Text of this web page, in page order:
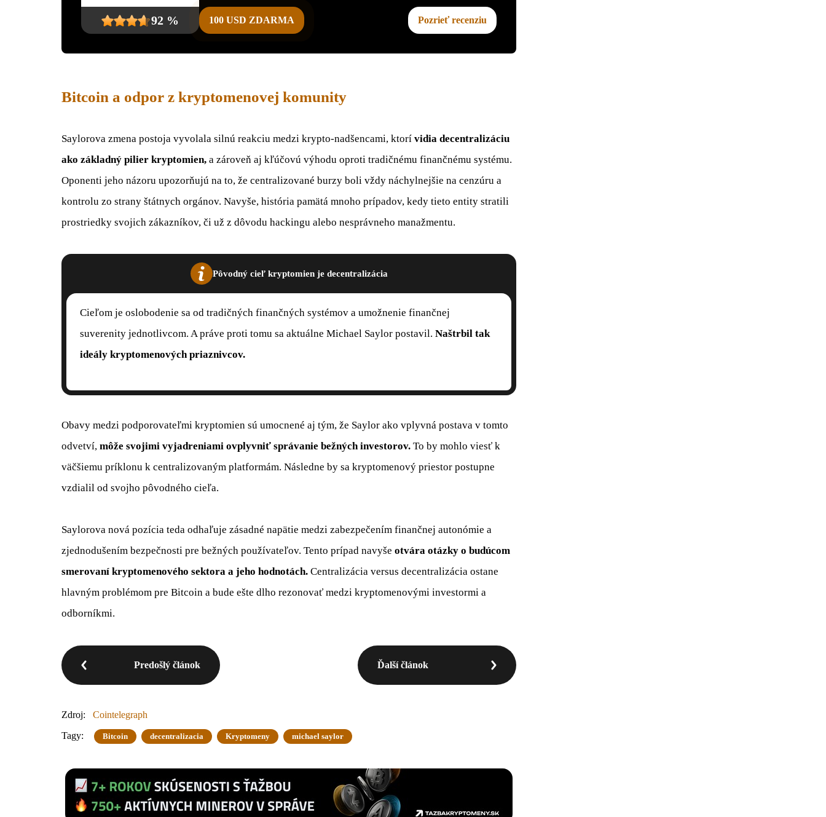
92 % 100 USD ZDARMA Pozrieť recenziu
Bitcoin a odpor z kryptomenovej komunity
Saylorova zmena postoja vyvolala silnú reakciu medzi krypto-nadšencami, ktorí vidia decentralizáciu
ako základný pilier kryptomien, a zároveň aj kľúčovú výhodu oproti tradičnému finančnému systému.
Oponenti jeho názoru upozorňujú na to, že centralizované burzy boli vždy náchylnejšie na cenzúru a
kontrolu zo strany štátnych orgánov. Navyše, história pamätá mnoho prípadov, kedy tieto entity stratili
prostriedky svojich zákazníkov, či už z dôvodu hackingu alebo nesprávneho manažmentu.
Pôvodný cieľ kryptomien je decentralizácia
Cieľom je oslobodenie sa od tradičných finančných systémov a umožnenie finančnej
suverenity jednotlivcom. A práve proti tomu sa aktuálne Michael Saylor postavil. Naštrbil tak
ideály kryptomenových priaznivcov.
Obavy medzi podporovateľmi kryptomien sú umocnené aj tým, že Saylor ako vplyvná postava v tomto
odvetví, môže svojimi vyjadreniami ovplyvniť správanie bežných investorov. To by mohlo viesť k
väčšiemu príklonu k centralizovaným platformám. Následne by sa kryptomenový priestor postupne
vzdialil od svojho pôvodného cieľa.
Saylorova nová pozícia teda odhaľuje zásadné napätie medzi zabezpečením finančnej autonómie a
zjednodušením bezpečnosti pre bežných používateľov. Tento prípad navyše otvára otázky o budúcom
smerovaní kryptomenového sektora a jeho hodnotách. Centralizácia versus decentralizácia ostane
hlavným problémom pre Bitcoin a bude ešte dlho rezonovať medzi kryptomenovými investormi a
odborníkmi.
Predošlý článok Ďalší článok
Zdroj:
Cointelegraph
Tagy:
Bitcoin decentralizacia Kryptomeny michael saylor